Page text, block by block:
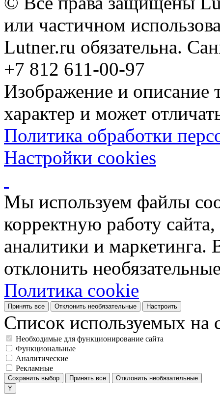
или частичном
Lutner.ru обязательна.
+7 812 611-00-97
Изображение и описание
характер и может
Политика обработки
Настройки cookies
Мы используем файлы
корректную работу
аналитики и
отклонить
Политика cookie
Принять все Отклонить необязательные Настроить
Список используемых на
Необходимые для функционирование сайта
Функциональные
Аналитические
Рекламные
Сохранить выбор Принять все Отклонить необязательные